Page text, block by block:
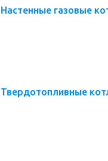
Настенные газовые
Твердотопливные